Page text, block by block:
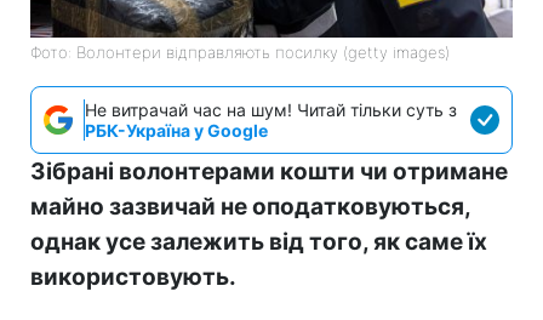
Фото: Волонтери відправляють посилку (getty images)
Не витрачай час на шум! Читай тільки суть з
РБК-Україна у Google
Зібрані волонтерами кошти чи отримане
майно зазвичай не оподатковуються,
однак усе залежить від того, як саме їх
використовують.